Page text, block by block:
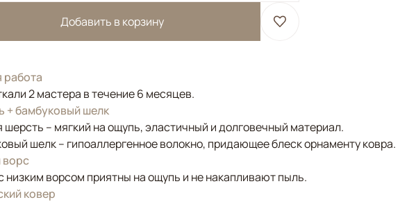
Добавить в корзину
работа
2 мастера в течение 6 месяцев.
+ бамбуковый шелк
– мягкий на ощупь, эластичный и долговечный материал.
шелк – гипоаллергенное волокно, придающее блеск орнаменту ковра.
ворс
низким ворсом приятны на ощупь и не накапливают пыль.
ковер